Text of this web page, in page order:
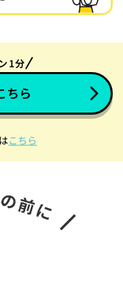
1分
ちら
こちら